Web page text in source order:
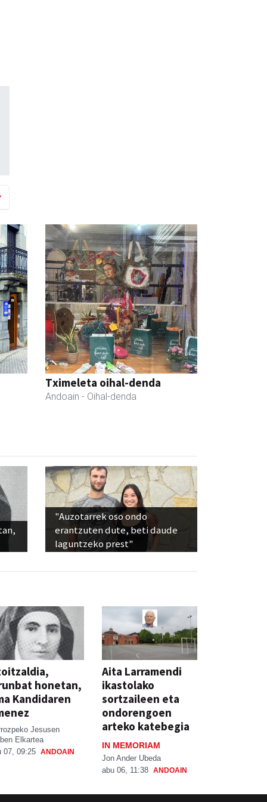
Tximeleta oihal-denda
Andoain - Oihal-denda
"Auzotarrek oso ondo
erantzuten dute, beti daude
laguntzeko prest"
honetan,
Kandidaren
Jesusen
Elkartea
07, 09:25 ANDOAIN
Aita Larramendi
ikastolako
sortzaileen eta
ondorengoen
arteko katebegia
IN MEMORIAM
Jon Ander Ubeda
abu 06, 11:38 ANDOAIN